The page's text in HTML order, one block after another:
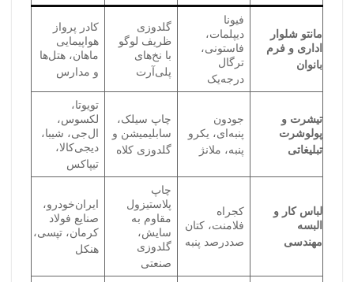
مانتو شلوار
اداری و فرم
بانوان
فیونا
دیپلمات،
فاستونی،
ترگال
درجه‌یک
گلدوزی
ظریف لوگو
با نخ‌های
پلی‌آرت
کادر پرواز
هواپیمایی
ماهان، هتل‌ها
و مدارس
تیشرت و
پولوشرت
تبلیغاتی
جودون
پنبه‌ای، یکرو
پنبه، ملانژ
چاپ سیلک،
سابلیمیشن و
گلدوزی کلاه
تویوتا،
لکسوس،
ال‌جی، شیبا،
دیجی‌کالا،
تیپاکس
لباس کار و
البسه
مهندسی
کجراه
فلامنت، کتان
صددرصد پنبه
چاپ
پلاستیزول
مقاوم به
سایش،
گلدوزی
صنعتی
ایران‌خودرو،
صنایع فولاد
کرمان، تپسی،
هنکل